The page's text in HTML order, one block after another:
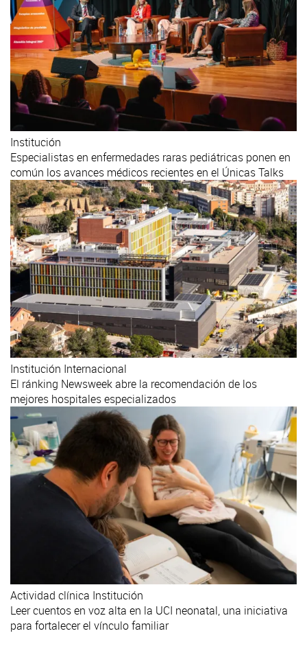
Institución
Especialistas en enfermedades raras pediátricas ponen en
común los avances médicos recientes en el Únicas Talks
Institución Internacional
El ránking Newsweek abre la recomendación de los
mejores hospitales especializados
Actividad clínica Institución
Leer cuentos en voz alta en la UCI neonatal, una iniciativa
para fortalecer el vínculo familiar